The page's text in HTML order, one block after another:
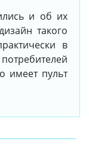
и об их
такого
в
имеет пульт